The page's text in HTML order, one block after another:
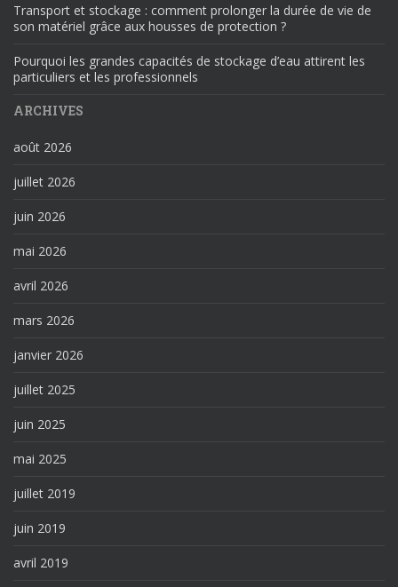
Transport et stockage : comment prolonger la durée de vie de
son matériel grâce aux housses de protection ?
Pourquoi les grandes capacités de stockage d’eau attirent les
particuliers et les professionnels
ARCHIVES
août 2026
juillet 2026
juin 2026
mai 2026
avril 2026
mars 2026
janvier 2026
juillet 2025
juin 2025
mai 2025
juillet 2019
juin 2019
avril 2019